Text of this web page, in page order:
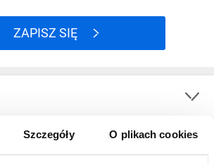
Szczegóły O plikach cookies
ZAPISZ SIĘ